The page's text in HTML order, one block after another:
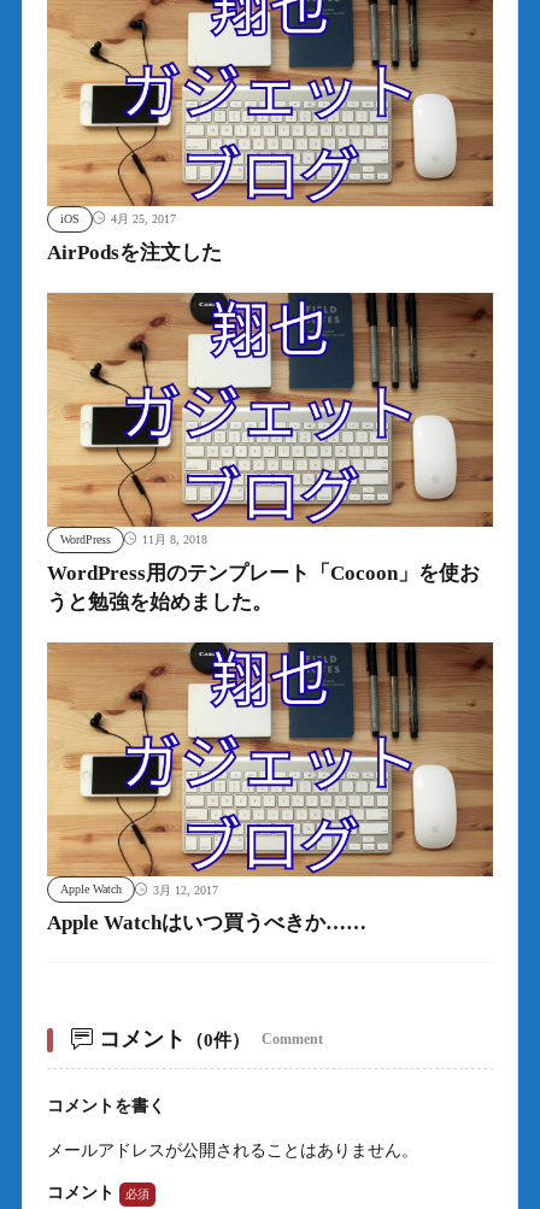
iOS 4月 25, 2017
AirPodsを注文した
WordPress 11月 8, 2018
WordPress用のテンプレート「Cocoon」を使お
うと勉強を始めました。
Apple Watch 3月 12, 2017
Apple Watchはいつ買うべきか……
コメント （0件） Comment
コメントを書く
メールアドレスが公開されることはありません。
コメント